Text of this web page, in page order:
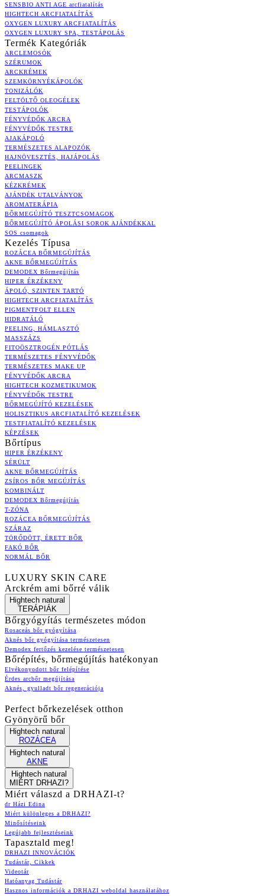
SENSBIO ANTI AGE arcfiatalítás
HIGHTECH ARCFIATALÍTÁS
OXYGEN LUXURY ARCFIATALÍTÁS
OXYGEN LUXURY SPA, TESTÁPOLÁS
Termék Kategóriák
ARCLEMOSÓK
SZÉRUMOK
ARCKRÉMEK
SZEMKÖRNYÉKÁPOLÓK
TONIZÁLÓK
FELTÖLTŐ OLEOGÉLEK
TESTÁPOLÓK
FÉNYVÉDŐK ARCRA
FÉNYVÉDŐK TESTRE
AJAKÁPOLÓ
TERMÉSZETES ALAPOZÓK
HAJNÖVESZTÉS, HAJÁPOLÁS
PEELINGEK
ARCMASZK
KÉZKRÉMEK
AJÁNDÉK UTALVÁNYOK
AROMATERÁPIA
BŐRMEGÚJÍTÓ TESZTCSOMAGOK
BŐRMEGÚJÍTÓ ÁPOLÁSI SOROK AJÁNDÉKKAL
SOS csomagok
Kezelés Típusa
ROZÁCEA BŐRMEGÚJÍTÁS
AKNE BŐRMEGÚJÍTÁS
DEMODEX Bőrmegújítás
HIPER ÉRZÉKENY
ÁPOLÓ, SZINTEN TARTÓ
HIGHTECH ARCFIATALÍTÁS
PIGMENTFOLT ELLEN
HIDRATÁLÓ
PEELING, HÁMLASZTÓ
MASSZÁZS
FITOÖSZTROGÉN PÓTLÁS
TERMÉSZETES FÉNYVÉDŐK
TERMÉSZETES MAKE UP
FÉNYVÉDŐK ARCRA
HIGHTECH KOZMETIKUMOK
FÉNYVÉDŐK TESTRE
BŐRMEGÚJÍTÓ KEZELÉSEK
HOLISZTIKUS ARCFIATALÍTÓ KEZELÉSEK
TESTFIATALÍTÓ KEZELÉSEK
KÉPZÉSEK
Bőrtípus
HIPER ÉRZÉKENY
SÉRÜLT
AKNE BŐRMEGÚJÍTÁS
ZSÍROS BŐR MEGÚJÍTÁS
KOMBINÁLT
DEMODEX Bőrmegújítás
T-ZÓNA
ROZÁCEA BŐRMEGÚJÍTÁS
SZÁRAZ
TÖRŐDÖTT, ÉRETT BŐR
FAKÓ BŐR
NORMÁL BŐR
LUXURY SKIN CARE
Arckrém ami bőrré válik
Hightech natural
TERÁPIÁK
Bőrgyógyítás természetes módon
Rosaceás bőr gyógyítása
Aknés bőr gyógyítása természetesen
Demodex fertőzés kezelése természetesen
Bőrépítés, bőrmegújítás hatékonyan
Elvékonyodott bőr felépítése
Érdes arcbőr megújítása
Aknés, gyulladt bőr regenerációja
Perfect bőrkezelések otthon
Gyönyörű bőr
Hightech natural
ROZÁCEA
Hightech natural
AKNE
Hightech natural
MIÉRT DRHAZI?
Miért válaszd a DRHAZI-t?
dr Házi Edina
Miért különleges a DRHAZI?
Minősítéseink
Legújabb fejlesztéseink
Tapasztald meg!
DRHAZI INNOVÁCIÓK
Tudástár, Cikkek
Videotár
Hatóanyag Tudástár
Hasznos információk a DRHAZI weboldal használatához